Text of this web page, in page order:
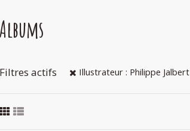
Albums
Filtres actifs Illustrateur : Philippe Jalbert